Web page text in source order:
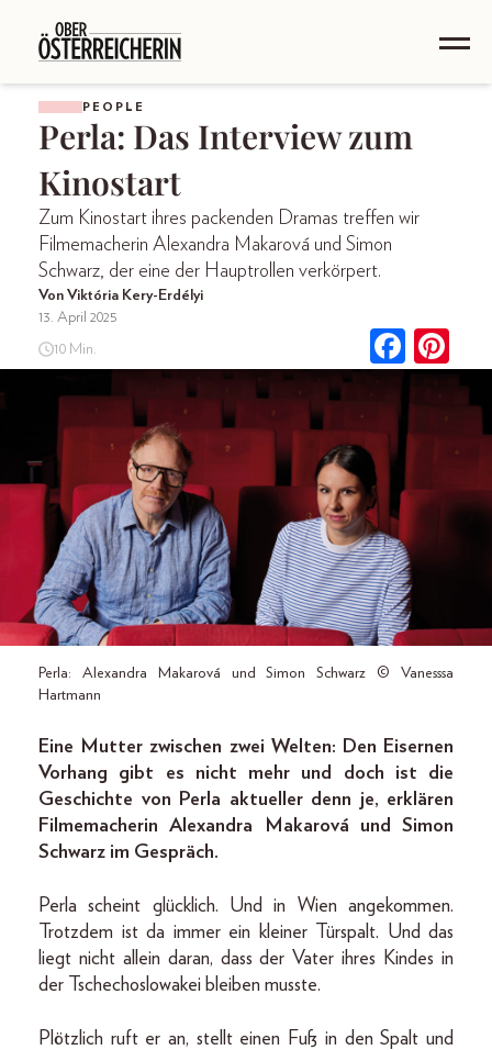
PEOPLE
Perla: Das Interview zum
Kinostart
Zum Kinostart ihres packenden Dramas treffen wir
Filmemacherin Alexandra Makarová und Simon
Schwarz, der eine der Hauptrollen verkörpert.
Von Viktória Kery-Erdélyi
13. April 2025
10 Min.
Perla: Alexandra Makarová und Simon Schwarz © Vanesssa
Hartmann
Eine Mutter zwischen zwei Welten: Den Eisernen
Vorhang gibt es nicht mehr und doch ist die
Geschichte von Perla aktueller denn je, erklären
Filmemacherin Alexandra Makarová und Simon
Schwarz im Gespräch.
Perla scheint glücklich. Und in Wien angekommen.
Trotzdem ist da immer ein kleiner Türspalt. Und das
liegt nicht allein daran, dass der Vater ihres Kindes in
der Tschechoslowakei bleiben musste.
Plötzlich ruft er an, stellt einen Fuß in den Spalt und